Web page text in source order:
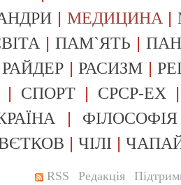
| МЕДИЦИНА |
|ПАМ`ЯТЬ |
РАЙДЕР |РАСИЗМ |
| СПОРТ | СРСР-EX
| ФІЛОСОФІЯ
| ЧІЛІ |
RSS Редакція